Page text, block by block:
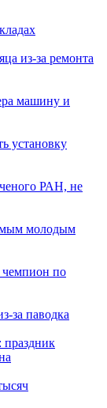
из-за ремонта
машину и
установку
РАН, не
молодым
по
за паводка
праздник